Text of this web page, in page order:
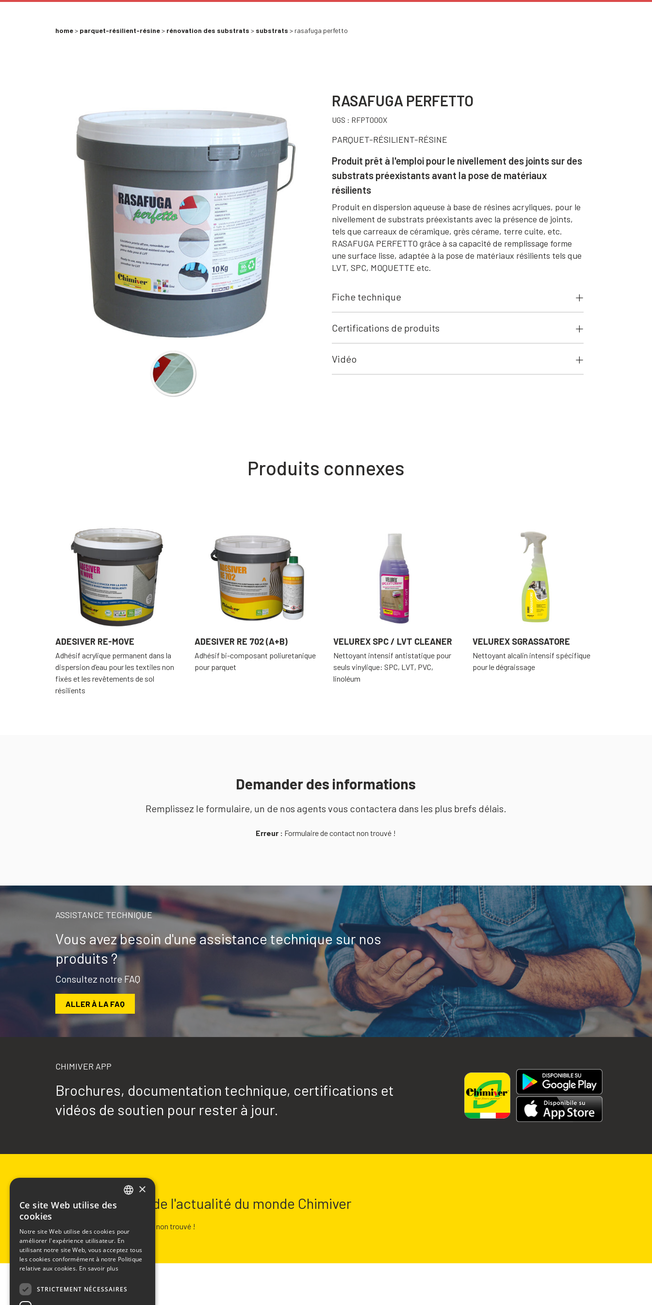
home> parquet-résilient-résine> rénovation des substrats > substrats > rasafuga perfetto
RASAFUGA PERFETTO
UGS : RFPT000X
PARQUET-RÉSILIENT-RÉSINE
Produit prêt à l'emploi pour le nivellement des joints sur des
substrats préexistants avant la pose de matériaux
résilients
Produit en dispersion aqueuse à base de résines acryliques, pour le
nivellement de substrats préexistants avec la présence de joints,
tels que carreaux de céramique, grès cérame, terre cuite, etc.
RASAFUGA PERFETTO grâce à sa capacité de remplissage forme
une surface lisse, adaptée à la pose de matériaux résilients tels que
LVT, SPC, MOQUETTE etc.
Fiche technique
Certifications de produits
Vidéo
Produits connexes
ADESIVER RE-MOVE
Adhésif acrylique permanent dans la
dispersion d’eau pour les textiles non
fixés et les revêtements de sol
résilients
ADESIVER RE 702 (A+B)
Adhésif bi-composant poliuretanique
pour parquet
VELUREX SPC / LVT CLEANER
Nettoyant intensif antistatique pour
seuls vinylique: SPC, LVT, PVC,
linoléum
VELUREX SGRASSATORE
Nettoyant alcalin intensif spécifique
pour le dégraissage
Demander des informations
Remplissez le formulaire, un de nos agents vous contactera dans les plus brefs délais.
Erreur : Formulaire de contact non trouvé !
ASSISTANCE TECHNIQUE
Vous avez besoin d'une assistance technique sur nos
produits ?
Consultez notre FAQ
ALLER À LA FAQ
CHIMIVER APP
Brochures, documentation technique, certifications et
vidéos de soutien pour rester à jour.
Restez informé de l'actualité du monde Chimiver
Formulaire de contact non trouvé !
SPANISH
×
Ce site Web utilise des
cookies
Notre site Web utilise des cookies pour
améliorer l'expérience utilisateur. En
utilisant notre site Web, vous acceptez tous
les cookies conformément à notre Politique
relative aux cookies. En savoir plus
STRICTEMENT NÉCESSAIRES